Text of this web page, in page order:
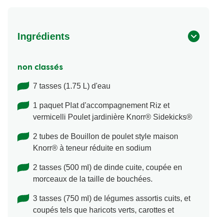
Ingrédients
non classés
7 tasses (1.75 L) d'eau
1 paquet Plat d'accompagnement Riz et
vermicelli Poulet jardinière Knorr® Sidekicks®
2 tubes de Bouillon de poulet style maison
Knorr® à teneur réduite en sodium
2 tasses (500 ml) de dinde cuite, coupée en
morceaux de la taille de bouchées.
3 tasses (750 ml) de légumes assortis cuits, et
coupés tels que haricots verts, carottes et